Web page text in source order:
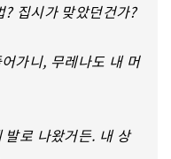
집시가 맞았던건가?
가니, 무레나도 내 머
로 나왔거든. 내 상